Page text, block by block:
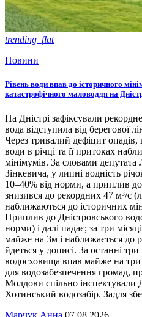
trending_flat
Новини
Рівень води впав до історичного
катастрофічного маловоддя на
На Дністрі зафіксували
вода відступила від берегової
Через тривалий дефіцит
води в річці та її притоках
мінімумів. За словами депутата
Зінкевича, у липні водність
10–40% від норми, а приплив
знизився до рекордних 47 м³/с
наближаються до історичних
Приплив до Дністровського
норми) і далі падає; за три
майже на 3м і наближається до
йдеться у дописі. За останні три
водосховища впав майже на
для водозабезпечення громад,
Молдови спільно інспектували
Хотинський водозабір. Задля
Марчук Анна 07.08.2026